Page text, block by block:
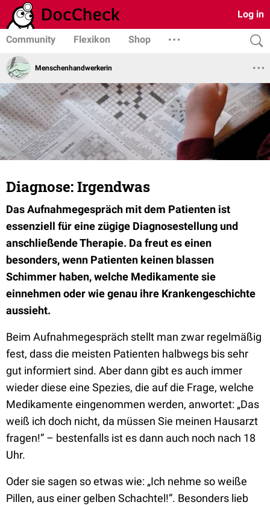
Log in
Community Flexikon Shop
Menschenhandwerkerin
Diagnose: Irgendwas
Das Aufnahmegespräch mit dem Patienten ist
essenziell für eine zügige Diagnosestellung und
anschließende Therapie. Da freut es einen
besonders, wenn Patienten keinen blassen
Schimmer haben, welche Medikamente sie
einnehmen oder wie genau ihre Krankengeschichte
aussieht.
Beim Aufnahmegespräch stellt man zwar regelmäßig
fest, dass die meisten Patienten halbwegs bis sehr
gut informiert sind. Aber dann gibt es auch immer
wieder diese eine Spezies, die auf die Frage, welche
Medikamente eingenommen werden, anwortet: „Das
weiß ich doch nicht, da müssen Sie meinen Hausarzt
fragen!” – bestenfalls ist es dann auch noch nach 18
Uhr.
Oder sie sagen so etwas wie: „Ich nehme so weiße
Pillen, aus einer gelben Schachtel!”. Besonders lieb